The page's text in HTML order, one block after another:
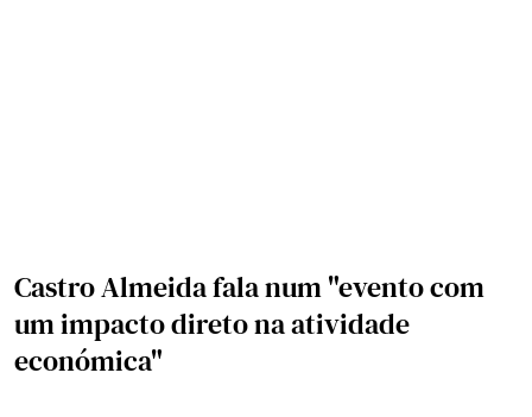
Castro Almeida fala num "evento com
um impacto direto na atividade
económica"